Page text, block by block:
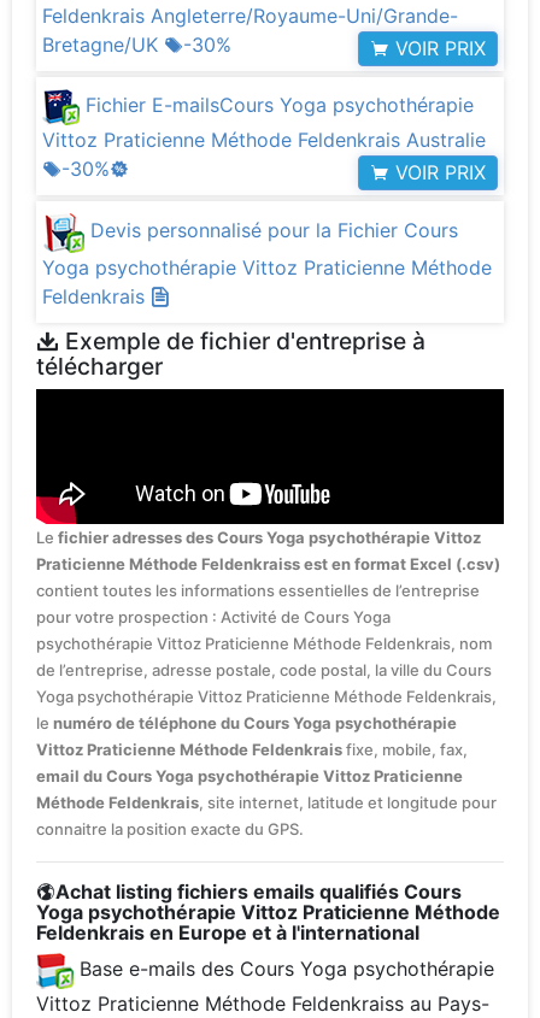
Feldenkrais Angleterre/Royaume-Uni/Grande-
Bretagne/UK
-30% VOIR PRIX
Fichier E-mailsCours Yoga psychothérapie
Vittoz Praticienne Méthode Feldenkrais Australie
-30%
VOIR PRIX
Devis personnalisé pour la Fichier Cours
Yoga psychothérapie Vittoz Praticienne Méthode
Feldenkrais
Exemple de fichier d'entreprise à
télécharger
Le fichier adresses des Cours Yoga psychothérapie Vittoz
Praticienne Méthode Feldenkraiss est en format Excel (.csv)
contient toutes les informations essentielles de l’entreprise
pour votre prospection : Activité de Cours Yoga
psychothérapie Vittoz Praticienne Méthode Feldenkrais, nom
de l’entreprise, adresse postale, code postal, la ville du Cours
Yoga psychothérapie Vittoz Praticienne Méthode Feldenkrais,
le numéro de téléphone du Cours Yoga psychothérapie
Vittoz Praticienne Méthode Feldenkraisfixe, mobile, fax,
email du Cours Yoga psychothérapie Vittoz Praticienne
Méthode Feldenkrais, site internet, latitude et longitude pour
connaitre la position exacte du GPS.
Achat listing fichiers emails qualifiés Cours
Yoga psychothérapie Vittoz Praticienne Méthode
Feldenkrais en Europe et à l'international
Base e-mails des Cours Yoga psychothérapie
Vittoz Praticienne Méthode Feldenkraiss au Pays-